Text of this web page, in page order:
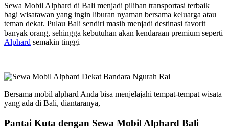
Sewa Mobil Alphard di Bali menjadi pilihan transportasi terbaik
bagi wisatawan yang ingin liburan nyaman bersama keluarga atau
teman dekat. Pulau Bali sendiri masih menjadi destinasi favorit
banyak orang, sehingga kebutuhan akan kendaraan premium seperti
Alphard semakin tinggi
Bersama mobil alphard Anda bisa menjelajahi tempat-tempat wisata
yang ada di Bali, diantaranya,
Pantai Kuta dengan Sewa Mobil Alphard Bali